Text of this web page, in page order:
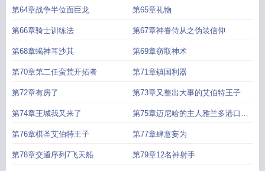
第64章战争半位面巨龙 第65章礼物
第66章骑士训练法 第67章神眷侍从之伪装信仰
第68章蝎神耳沙其 第69章窃取神术
第70章第二任蛮荒开拓者 第71章镇国利器
第72章有房了 第73章又整出大事的艾伯特王子
第74章王城我又来了 第75章迈尼哈的主人雅兰多港口的
守护者
第76章棋圣艾伯特王子 第77章肆意妄为
第78章交通序列7飞天船 第79章12名神射手